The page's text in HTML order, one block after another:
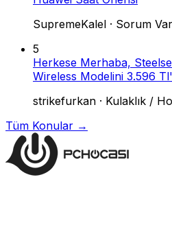
SupremeKalel · Sorum
5
Herkese Merhaba,
Wireless Modelini 3.596
strikefurkan · Kulaklık /
Tüm Konular →